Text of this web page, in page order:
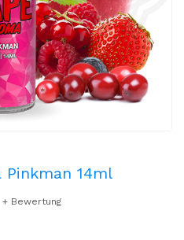
Pinkman 14ml
+ Bewertung